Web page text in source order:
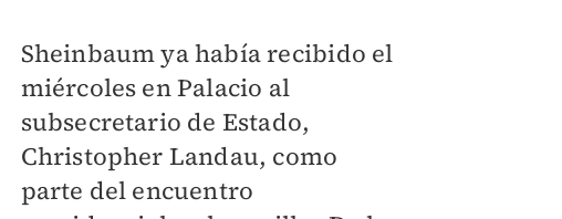
Sheinbaum ya había recibido el
miércoles en Palacio al
subsecretario de Estado,
Christopher Landau, como
parte del encuentro